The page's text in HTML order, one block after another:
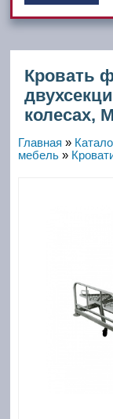
Кровать
колесах,
Главная »
мебель »